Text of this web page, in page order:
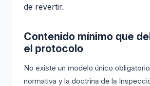
de revertir.
Contenido mínimo que
el protocolo
No existe un modelo único
normativa y la doctrina de la